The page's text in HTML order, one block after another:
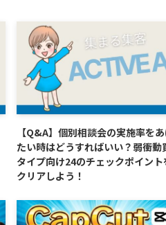
【Q&A】個別相談会の実施率を
たい時はどうすればいい？弱衝動
タイプ向け24のチェックポイント
クリアしよう！